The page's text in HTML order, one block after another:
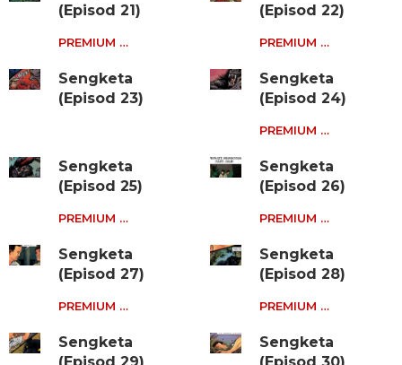
(Episod 21)
PREMIUM …
(Episod 22)
PREMIUM …
Sengketa
(Episod 23)
Sengketa
(Episod 24)
PREMIUM …
Sengketa
(Episod 25)
PREMIUM …
Sengketa
(Episod 26)
PREMIUM …
Sengketa
(Episod 27)
PREMIUM …
Sengketa
(Episod 28)
PREMIUM …
Sengketa
(Episod 29)
Sengketa
(Episod 30)